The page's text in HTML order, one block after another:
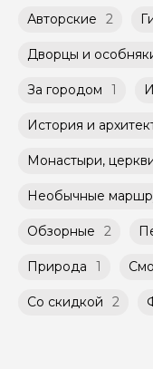
обсудить с
указанной на
Агрегатором
к Оферте
Способы
российского
экскурсию.
расписанию,
Помимо Вас, на
быть
Мини-группы
условиях, что
не более 10
Авторские 2
Дворцы и
За городом 1
История и
Монастыри,
Необычные
Обзорные 2
Природа 1
Со скидкой 2